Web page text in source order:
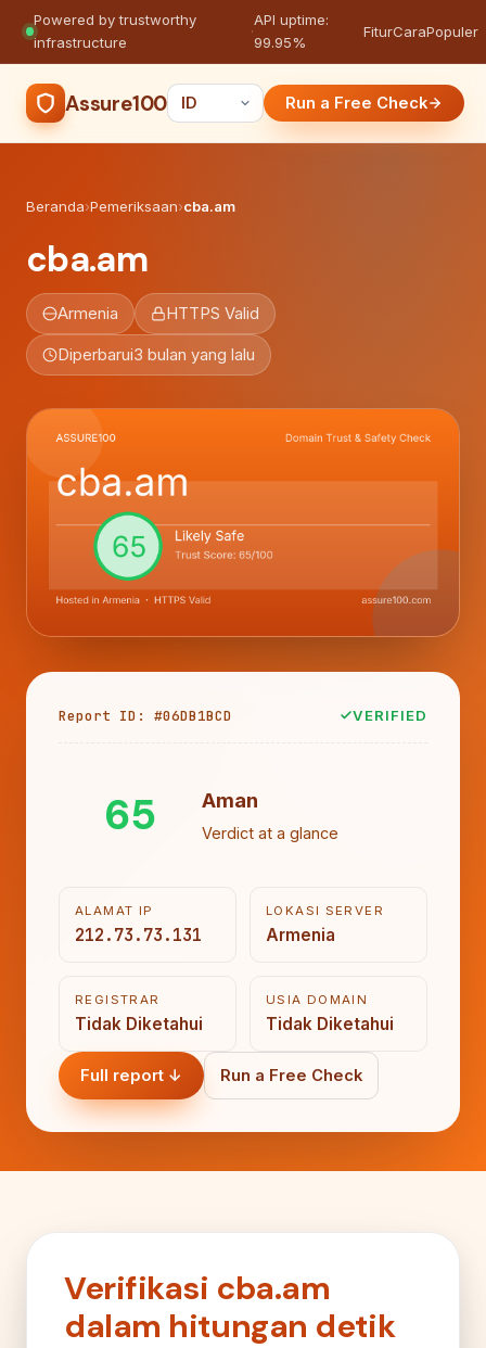
Powered by trustworthy
infrastructure
·
API uptime:
99.95%
FiturCaraPopuler
Assure100 Run a Free Check
Beranda›Pemeriksaan›cba.am
cba.am
Armenia HTTPS Valid
Diperbarui3 bulan yang lalu
Report ID: #06DB1BCD VERIFIED
65 Aman
Verdict at a glance
ALAMAT IP
212.73.73.131
LOKASI SERVER
Armenia
REGISTRAR
Tidak Diketahui
USIA DOMAIN
Tidak Diketahui
Full report ↓ Run a Free Check
Verifikasi cba.am
dalam hitungan detik